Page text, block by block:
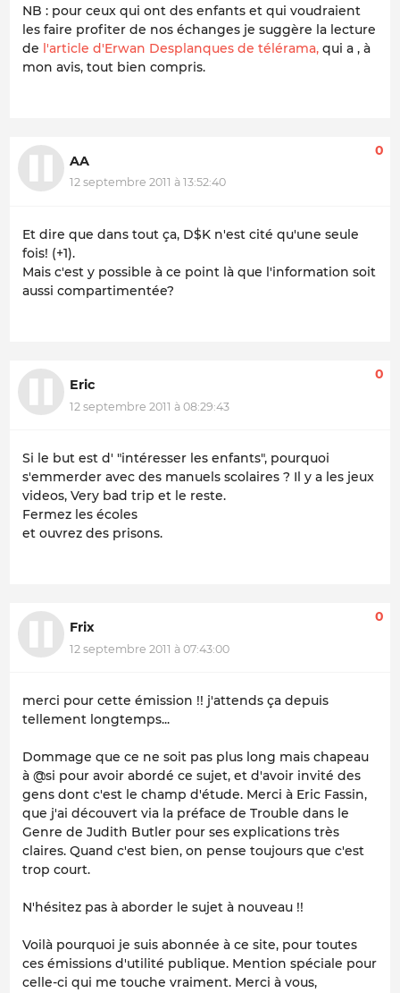
NB : pour ceux qui ont des enfants et qui voudraient
les faire profiter de nos échanges je suggère la lecture
de l'article d'Erwan Desplanques de télérama, qui a , à
mon avis, tout bien compris.
AA
12 septembre 2011 à 13:52:40
0
Et dire que dans tout ça, D$K n'est cité qu'une seule
fois! (+1).
Mais c'est y possible à ce point là que l'information soit
aussi compartimentée?
Eric
12 septembre 2011 à 08:29:43
0
Si le but est d' "intéresser les enfants", pourquoi
s'emmerder avec des manuels scolaires ? Il y a les jeux
videos, Very bad trip et le reste.
Fermez les écoles
et ouvrez des prisons.
Frix
12 septembre 2011 à 07:43:00
0
merci pour cette émission !! j'attends ça depuis
tellement longtemps...
Dommage que ce ne soit pas plus long mais chapeau
à @si pour avoir abordé ce sujet, et d'avoir invité des
gens dont c'est le champ d'étude. Merci à Eric Fassin,
que j'ai découvert via la préface de Trouble dans le
Genre de Judith Butler pour ses explications très
claires. Quand c'est bien, on pense toujours que c'est
trop court.
N'hésitez pas à aborder le sujet à nouveau !!
Voilà pourquoi je suis abonnée à ce site, pour toutes
ces émissions d'utilité publique. Mention spéciale pour
celle-ci qui me touche vraiment. Merci à vous,